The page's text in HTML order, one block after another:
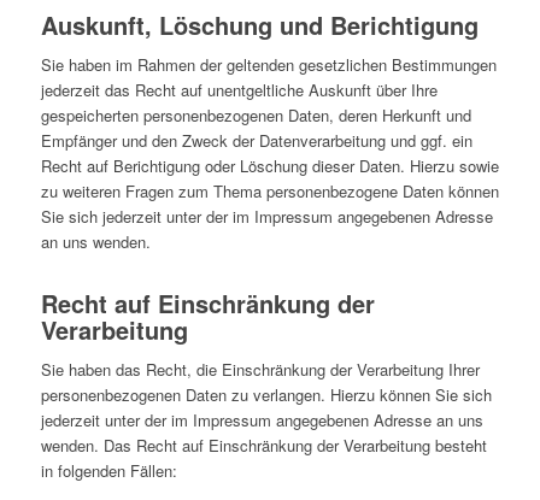
Auskunft, Löschung und Berichtigung
Sie haben im Rahmen der geltenden gesetzlichen Bestimmungen
jederzeit das Recht auf unentgeltliche Auskunft über Ihre
gespeicherten personenbezogenen Daten, deren Herkunft und
Empfänger und den Zweck der Datenverarbeitung und ggf. ein
Recht auf Berichtigung oder Löschung dieser Daten. Hierzu sowie
zu weiteren Fragen zum Thema personenbezogene Daten können
Sie sich jederzeit unter der im Impressum angegebenen Adresse
an uns wenden.
Recht auf Einschränkung der
Verarbeitung
Sie haben das Recht, die Einschränkung der Verarbeitung Ihrer
personenbezogenen Daten zu verlangen. Hierzu können Sie sich
jederzeit unter der im Impressum angegebenen Adresse an uns
wenden. Das Recht auf Einschränkung der Verarbeitung besteht
in folgenden Fällen: